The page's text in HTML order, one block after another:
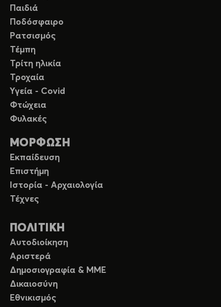
Παιδιά
Ποδόσφαιρο
Ρατσισμός
Τέμπη
Τρίτη ηλικία
Τροχαία
Υγεία - Covid
Φτώχεια
Φυλακές
ΜΟΡΦΩΣΗ
Εκπαίδευση
Επιστήμη
Ιστορία - Αρχαιολογία
Τέχνες
ΠΟΛΙΤΙΚΗ
Αυτοδιοίκηση
Αριστερά
Δημοσιογραφία & ΜΜΕ
Δικαιοσύνη
Εθνικισμός